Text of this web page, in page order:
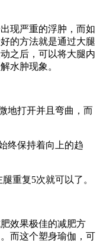
现严重的浮肿，而如
的方法就是通过大腿
之后，可以将大腿内
水肿现象。
地打开并且弯曲，而
终保持着向上的趋
重复5次就可以了。
效果极佳的减肥方
而这个塑身瑜伽，可